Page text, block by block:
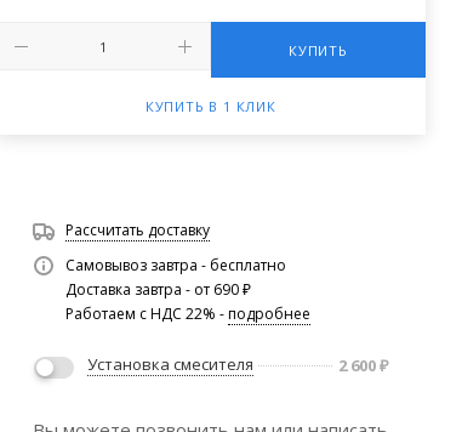
КУПИТЬ
КУПИТЬ В 1 КЛИК
Рассчитать доставку
Самовывоз завтра - бесплатно
Доставка завтра - от 690 ₽
Работаем с НДС 22% -подробнее
Установка смесителя 2 600₽